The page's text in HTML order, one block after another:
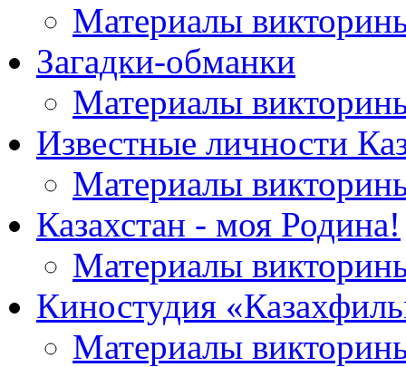
Материалы
Загадки-обманки
Материалы
Известные личности
Материалы
Казахстан - моя Родина!
Материалы
Киностудия
Материалы